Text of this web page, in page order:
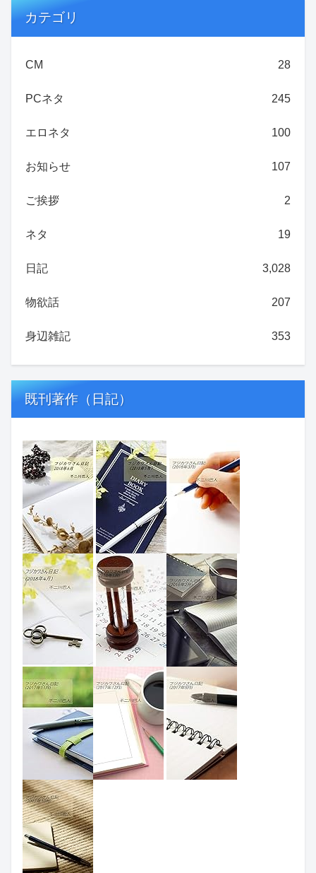
カテゴリ
CM 28
PCネタ 245
エロネタ 100
お知らせ 107
ご挨拶 2
ネタ 19
日記 3,028
物欲話 207
身辺雑記 353
既刊著作（日記）